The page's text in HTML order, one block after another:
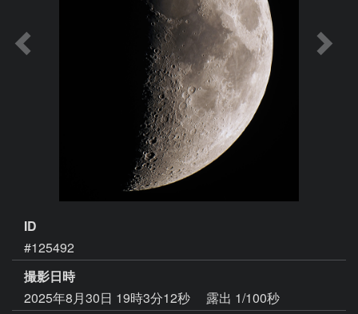
ID
#125492
撮影日時
2025年8月30日 19時3分12秒
露出 1/100秒